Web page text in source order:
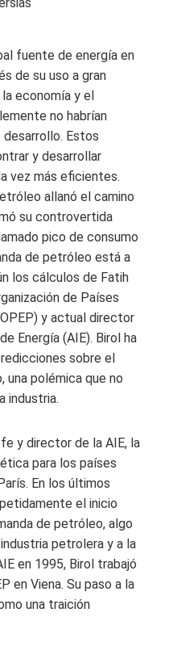
fuente de energía en
de su uso a gran
economía y el
no habrían
Estos
y desarrollar
vez más eficientes.
allanó el camino
su controvertida
pico de consumo
de petróleo está a
los cálculos de Fatih
de Países
y actual director
Energía (AIE). Birol ha
sobre el
una polémica que no
industria.
y director de la AIE, la
para los países
En los últimos
el inicio
de petróleo, algo
petrolera y a la
en 1995, Birol trabajó
en Viena. Su paso a la
una traición